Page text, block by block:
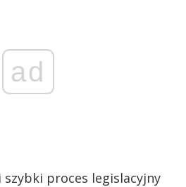
ad
proces legislacyjny